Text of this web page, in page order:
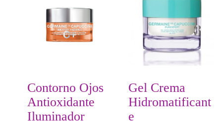
Contorno Ojos
Antioxidante
Iluminador
Gel Crema
Hidromatificant
e